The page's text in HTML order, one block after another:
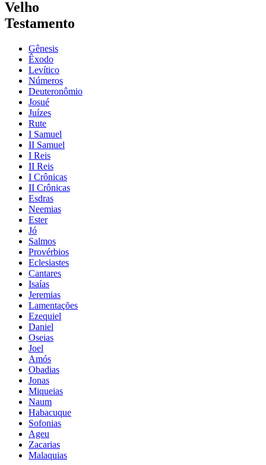
Velho
Testamento
Gênesis
Êxodo
Levítico
Números
Deuteronômio
Josué
Juízes
Rute
I Samuel
II Samuel
I Reis
II Reis
I Crônicas
II Crônicas
Esdras
Neemias
Ester
Jó
Salmos
Provérbios
Eclesiastes
Cantares
Isaías
Jeremias
Lamentações
Ezequiel
Daniel
Oseias
Joel
Amós
Obadias
Jonas
Miqueias
Naum
Habacuque
Sofonias
Ageu
Zacarias
Malaquias